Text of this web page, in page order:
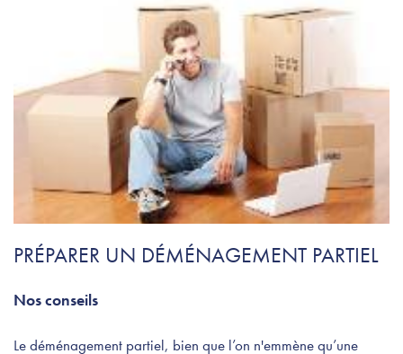
PRÉPARER UN DÉMÉNAGEMENT PARTIEL
Nos conseils
Le déménagement partiel, bien que l’on n'emmène qu’une